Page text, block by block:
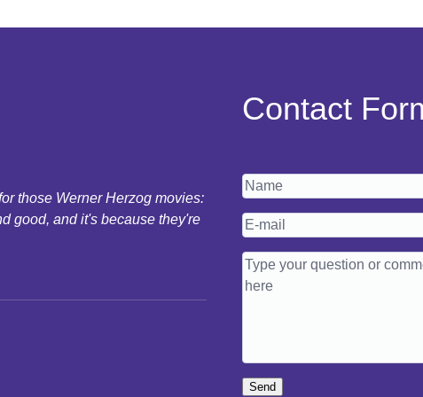
those Werner Herzog movies:
good, and it's because they're
Contact
Send